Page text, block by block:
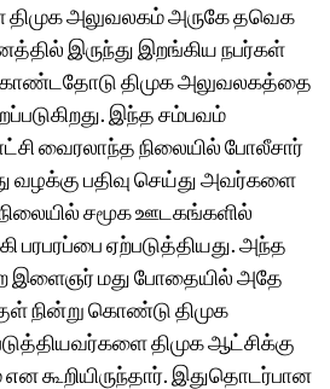
திமுக அலுவலகம் அருகே தவெக
இருந்து இறங்கிய நபர்கள்
திமுக அலுவலகத்தை
இந்த சம்பவம்
வைரலாந்த நிலையில் போலீசார்
வழக்கு பதிவு செய்து அவர்களை
சமூக ஊடகங்களில்
பரபரப்பை ஏற்படுத்தியது. அந்த
இளைஞர் மது போதையில் அதே
நின்று கொண்டு திமுக
திமுக ஆட்சிக்கு
கூறியிருந்தார். இதுதொடர்பான